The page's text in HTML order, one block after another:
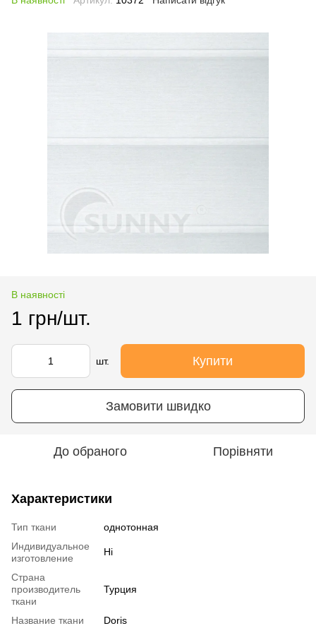
В наявності
1 грн/шт.
шт. Купити
Замовити швидко
До обраного Порівняти
Характеристики
Тип ткани
однотонная
Индивидуальное
изготовление
Ні
Страна
производитель
ткани
Турция
Название ткани
Doris